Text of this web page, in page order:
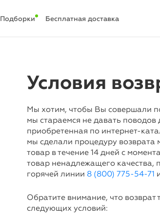
Подборки Бесплатная доставка
Условия
Мы хотим, чтобы Вы совершали
мы стараемся не давать
приобретенная по интернет-
мы сделали процедуру возврата
товар в течение 14 дней с
товар ненадлежащего качества,
горячей линии 8 (800) 775-54-71
Обратите внимание, что
следующих условий: